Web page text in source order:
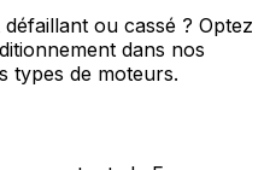
ou cassé ? Optez
dans nos
types de moteurs.